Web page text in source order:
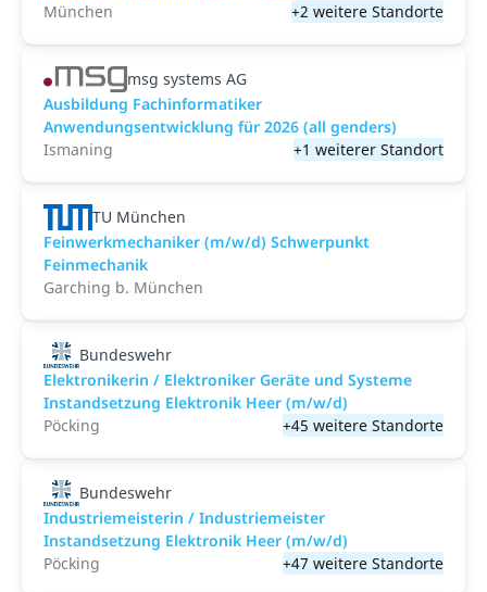
München
+2 weitere Standorte
msg systems AG
Ausbildung Fachinformatiker
Anwendungsentwicklung für 2026 (all genders)
Ismaning
+1 weiterer Standort
TU München
Feinwerkmechaniker (m/w/d) Schwerpunkt
Feinmechanik
Garching b. München
Bundeswehr
Elektronikerin / Elektroniker Geräte und Systeme
Instandsetzung Elektronik Heer (m/w/d)
Pöcking
+45 weitere Standorte
Bundeswehr
Industriemeisterin / Industriemeister
Instandsetzung Elektronik Heer (m/w/d)
Pöcking
+47 weitere Standorte